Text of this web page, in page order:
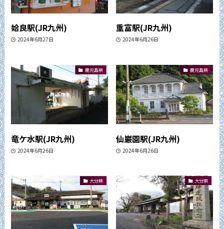
姶良駅(JR九州)
2024年6月27日
重富駅(JR九州)
2024年6月26日
鹿児島県
竜ケ水駅(JR九州)
2024年6月26日
鹿児島県
仙巌園駅(JR九州)
2024年6月26日
大分県 大分県